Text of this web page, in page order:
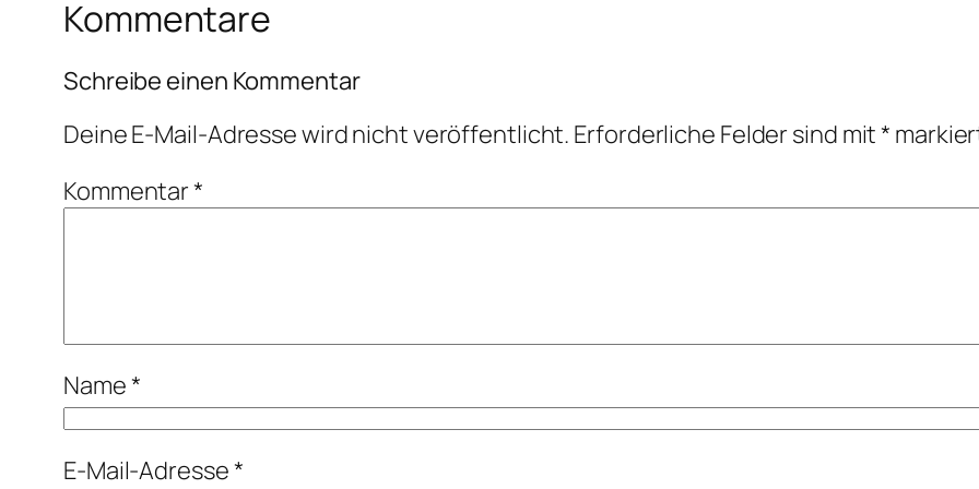
Kommentare
Schreibe einen Kommentar
Deine E-Mail-Adresse wird nicht veröffentlicht. Erforderliche Felder sind mit*
Kommentar*
Name*
E-Mail-Adresse*